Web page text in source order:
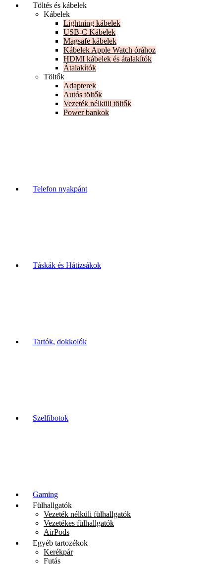
Töltés és kábelek
Kábelek
Lightning kábelek
USB-C Kábelek
Magsafe kábelek
Kábelek Apple Watch órához
HDMI kábelek és átalakítók
Átalakítók
Töltők
Adapterek
Autós töltők
Vezeték nélküli töltők
Power bankok
Telefon nyakpánt
Táskák és Hátizsákok
Tartók, dokkolók
Szelfibotok
Gaming
Fülhallgatók
Vezeték nélküli fülhallgatók
Vezetékes fülhallgatók
AirPods
Egyéb tartozékok
Kerékpár
Futás